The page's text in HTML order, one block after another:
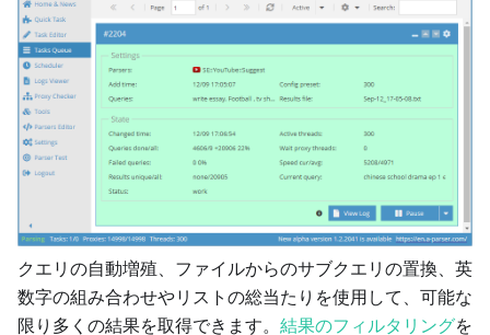
クエリの自動増殖、ファイルからのサブクエリの置換、英
数字の組み合わせやリストの総当たりを使用して、可能な
限り多くの結果を取得できます。 結果のフィルタリングを